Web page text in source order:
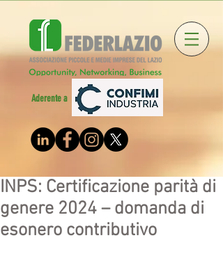
Aderente a
INPS: Certificazione parità di
genere 2024 – domanda di
esonero contributivo